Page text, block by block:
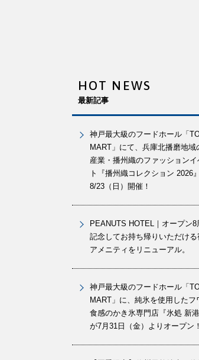
HOT NEWS
最新記事
神戸最大級のフードホール「
MART」にて、兵庫北播磨地域
産業・播州織のファッションイ
ト『播州織コレクション 2026
8/23（日）開催！
PEANUTS HOTEL｜オープン8
記念してお持ち帰りいただける
アメニティをリニューアル。
神戸最大級のフードホール「
MART」に、純氷を使用したフ
食感のかき氷専門店『氷処 新港
が7月31日（金）よりオープン！